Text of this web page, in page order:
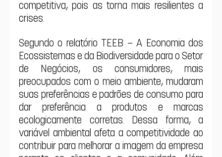
competitiva, pois as torna mais resilientes a
crises.
Segundo o relatório TEEB – A Economia dos
Ecossistemas e da Biodiversidade para o Setor
de Negócios, os consumidores, mais
preocupados com o meio ambiente, mudaram
suas preferências e padrões de consumo para
dar preferência a produtos e marcas
ecologicamente corretas. Dessa forma, a
variável ambiental afeta a competitividade ao
contribuir para melhorar a imagem da empresa